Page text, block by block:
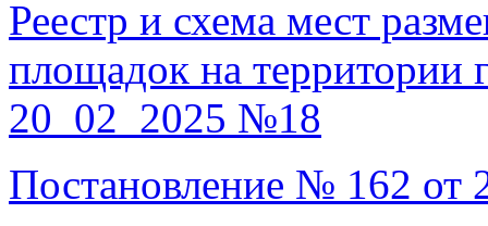
Реестр и схема мест
площадок на территории
20_02_2025 №18
Постановление № 162 от